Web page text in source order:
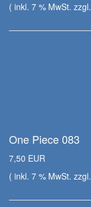
( inkl. 7 % MwSt. zzgl.
One Piece 083
7,50 EUR
( inkl. 7 % MwSt. zzgl.